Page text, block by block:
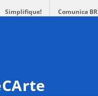
Simplifique! Comunica BR